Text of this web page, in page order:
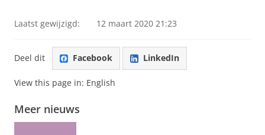
Laatst gewijzigd: 12 maart 2020 21:23
Deel dit Facebook LinkedIn
View this page in: English
Meer nieuws